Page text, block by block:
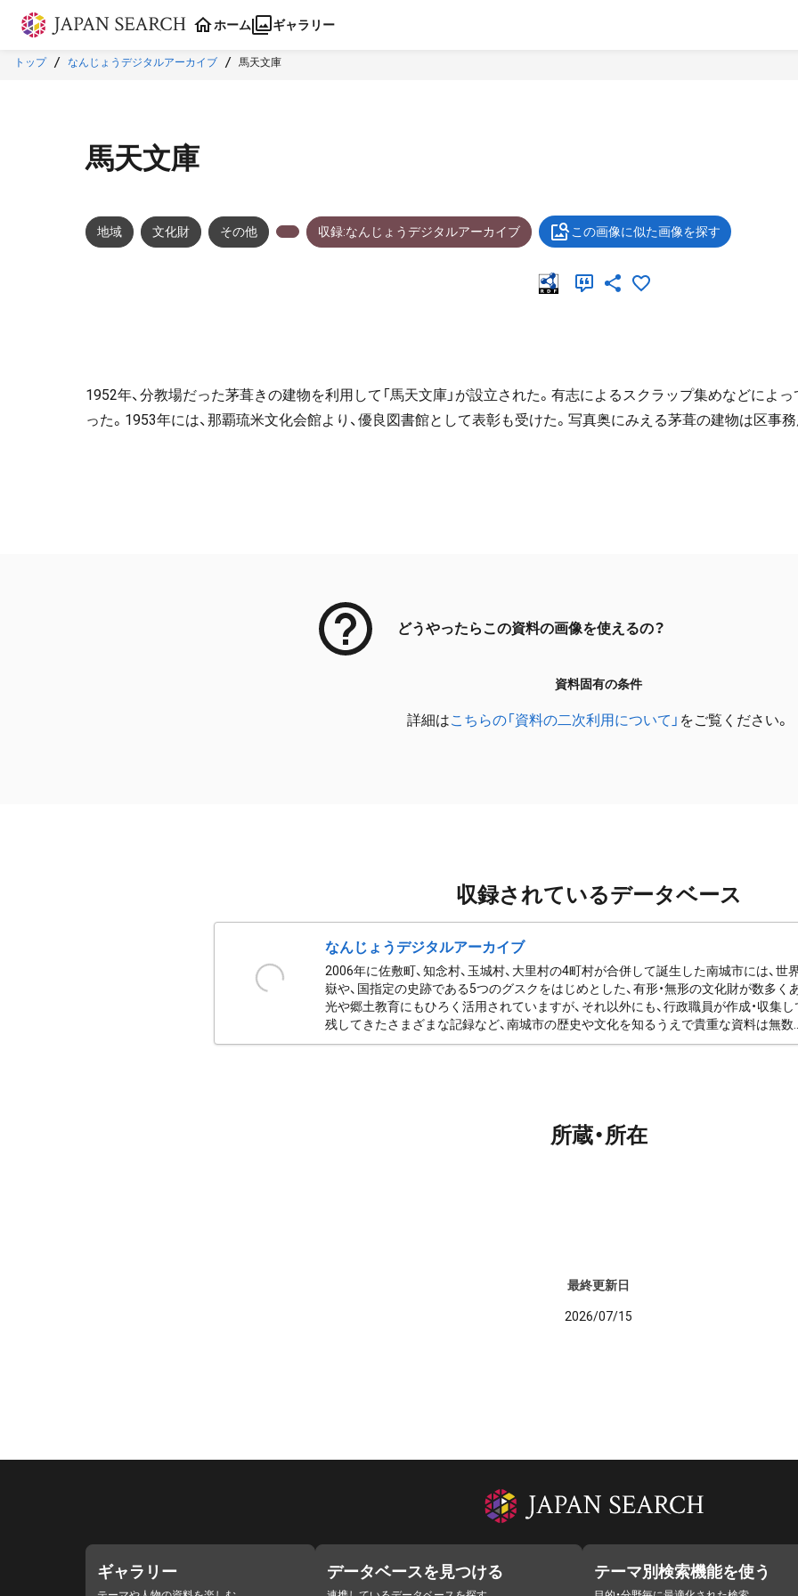
本文に飛ぶ
ホーム ギャラリー
トップ なんじょうデジタルアーカイブ 馬天文庫
馬天文庫
地域 文化財 その他 収録:なんじょうデジタルアーカイブ この画像に似た画像を探す
1952年、分教場だった茅葺きの建物を利用して「馬天文庫」が設立された。有志によるスクラップ集めなどによ
った。1953年には、那覇琉米文化会館より、優良図書館として表彰も受けた。写真奥にみえる茅葺の建物は区事務
どうやったらこの資料の画像を使えるの？
資料固有の条件
詳細はこちらの「資料の二次利用について」 をご覧ください。
収録されているデータベース
なんじょうデジタルアーカイブ
2006年に佐敷町、知念村、玉城村、大里村の4町村が合併して誕生した南城市には、
嶽や、国指定の史跡である5つのグスクをはじめとした、有形・無形の文化財が数多く
光や郷土教育にもひろく活用されていますが、それ以外にも、行政職員が作成・収集
残してきたさまざまな記録など、南城市の歴史や文化を知るうえで貴重な資料は無数
所蔵・所在
最終更新日
2026/07/15
ギャラリー データベースを見つける テーマ別検索機能を使う